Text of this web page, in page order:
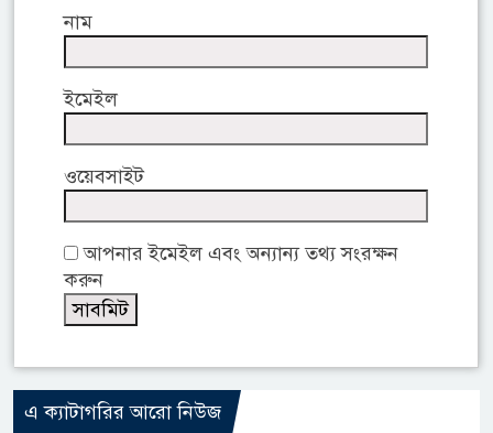
নাম
ইমেইল
ওয়েবসাইট
আপনার ইমেইল এবং অন্যান্য তথ্য সংরক্ষন
করুন
এ ক্যাটাগরির আরো নিউজ